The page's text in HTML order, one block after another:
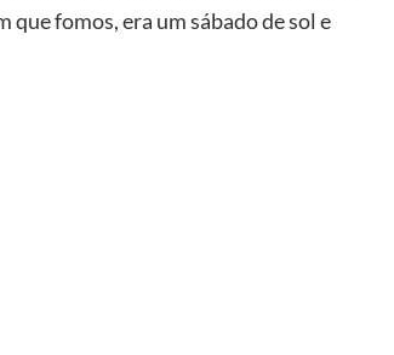
fomos, era um sábado de sol e